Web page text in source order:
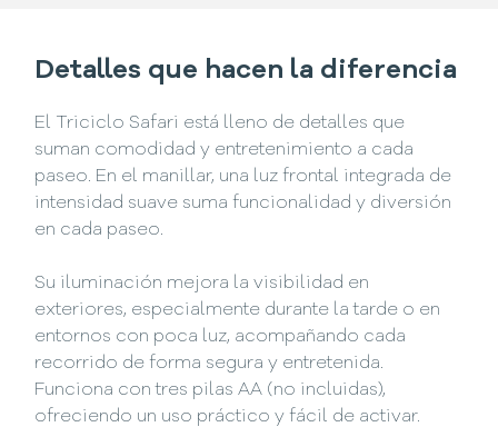
Detalles que hacen la diferencia
El Triciclo Safari está lleno de detalles que
suman comodidad y entretenimiento a cada
paseo. En el manillar, una luz frontal integrada de
intensidad suave suma funcionalidad y diversión
en cada paseo.
Su iluminación mejora la visibilidad en
exteriores, especialmente durante la tarde o en
entornos con poca luz, acompañando cada
recorrido de forma segura y entretenida.
Funciona con tres pilas AA (no incluidas),
ofreciendo un uso práctico y fácil de activar.